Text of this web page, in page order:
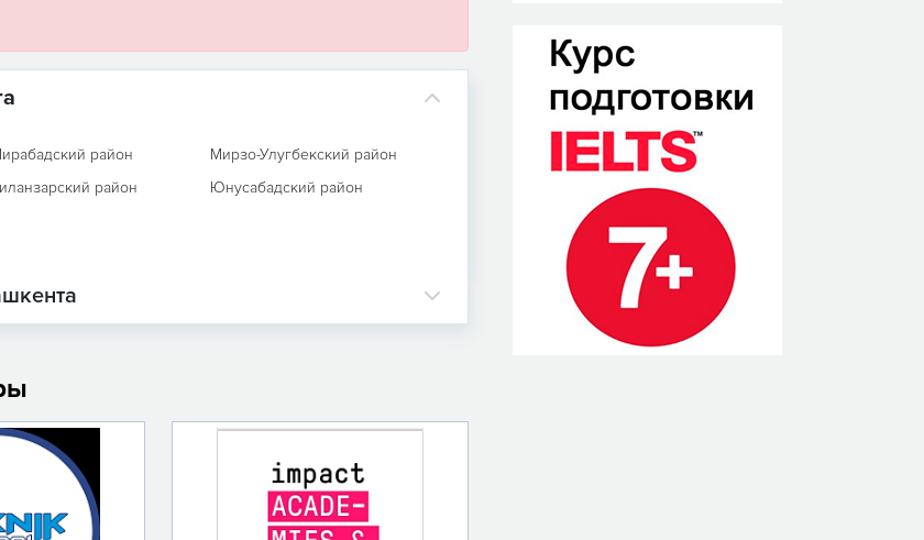
район
Мирзо-Улугбекский район
район
Юнусабадский район